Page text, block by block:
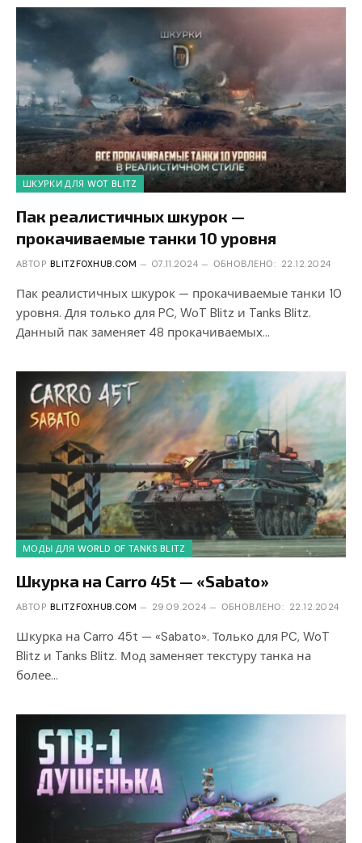
ШКУРКИ ДЛЯ WOT BLITZ
Пак реалистичных шкурок —
прокачиваемые танки 10 уровня
АВТОР BLITZFOXHUB.COM 07.11.2024 ОБНОВЛЕНО: 22.12.2024
Пак реалистичных шкурок — прокачиваемые танки 10
уровня. Для только для PC, WoT Blitz и Tanks Blitz.
Данный пак заменяет 48 прокачиваемых…
МОДЫ ДЛЯ WORLD OF TANKS BLITZ
Шкурка на Carro 45t — «Sabato»
АВТОР BLITZFOXHUB.COM 29.09.2024 ОБНОВЛЕНО: 22.12.2024
Шкурка на Carro 45t — «Sabato». Только для PC, WoT
Blitz и Tanks Blitz. Мод заменяет текстуру танка на
более…